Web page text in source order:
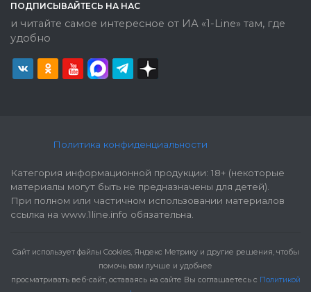
ПОДПИСЫВАЙТЕСЬ НА НАС
и читайте самое интересное от ИА «1-Line» там, где
удобно
Политика конфиденциальности
Категория информационной продукции: 18+ (некоторые
материалы могут быть не предназначены для детей).
При полном или частичном использовании материалов
ссылка на www.1line.info обязательна.
Cайт использует файлы Cookies, Яндекс Метрику и другие решения, чтобы
помочь вам лучше и удобнее
просматривать веб-сайт, оставаясь на сайте Вы соглашаетесь с Политикой